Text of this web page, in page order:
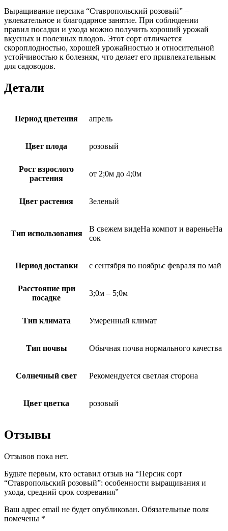
Выращивание персика “Ставропольский розовый” –
увлекательное и благодарное занятие. При соблюдении
правил посадки и ухода можно получить хороший урожай
вкусных и полезных плодов. Этот сорт отличается
скороплодностью, хорошей урожайностью и относительной
устойчивостью к болезням, что делает его привлекательным
для садоводов.
Детали
Период цветения апрель
Цвет плода розовый
Рост взрослого
растения
от 2;0м до 4;0м
Цвет растения Зеленый
Тип использования
В свежем видеНа компот и вареньеНа
сок
Период доставки с сентября по ноябрьс февраля по май
Расстояние при
посадке
3;0м – 5;0м
Тип климата Умеренный климат
Тип почвы Обычная почва нормального качества
Солнечный свет Рекомендуется светлая сторона
Цвет цветка розовый
Отзывы
Отзывов пока нет.
Будьте первым, кто оставил отзыв на “Персик сорт
“Ставропольский розовый”: особенности выращивания и
ухода, средний срок созревания”
Ваш адрес email не будет опубликован. Обязательные поля
помечены *